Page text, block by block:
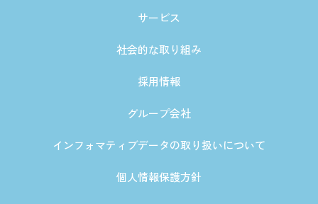
サービス
社会的な取り組み
採用情報
グループ会社
インフォマティブデータの取り扱いについて
個人情報保護方針